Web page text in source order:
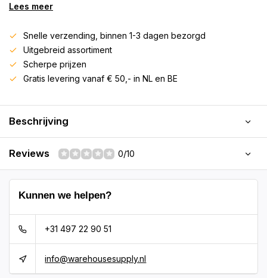
Lees meer
Snelle verzending, binnen 1-3 dagen bezorgd
Uitgebreid assortiment
Scherpe prijzen
Gratis levering vanaf € 50,- in NL en BE
Beschrijving
Reviews 0/10
Kunnen we helpen?
+31 497 22 90 51
info@warehousesupply.nl